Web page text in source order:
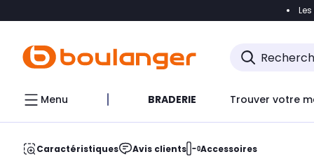
Accéder
Menu BRADERIE Trouver votre
Caractéristiques Avis clients Accessoires